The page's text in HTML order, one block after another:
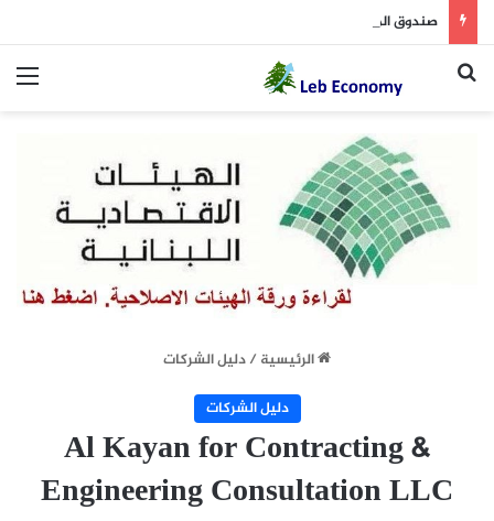
صندوق المختارين يحذّر من معلومات غير رسمية حول التعويضات
بحث عن
الرئيسية/دليل الشركات
دليل الشركات
Al Kayan for Contracting &
Engineering Consultation LLC